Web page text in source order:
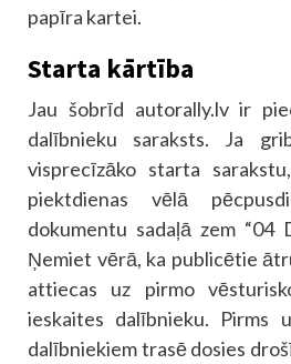
papīra kartei.
Starta kārtība
Jau šobrīd autorally.lv ir
dalībnieku saraksts. Ja
visprecīzāko starta
piektdienas vēlā
dokumentu sadaļā zem “04
Ņemiet vērā, ka publicētie
attiecas uz pirmo
ieskaites dalībnieku. Pirms
dalībniekiem trasē dosies